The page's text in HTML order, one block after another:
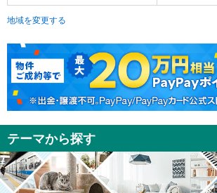
地域を変更する
テーマから探す